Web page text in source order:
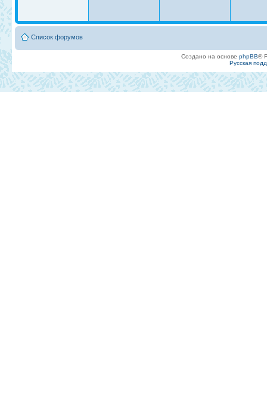
Список форумов
Создано на основе phpBB®
Русская